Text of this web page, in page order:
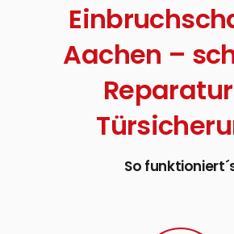
Aachen –
So